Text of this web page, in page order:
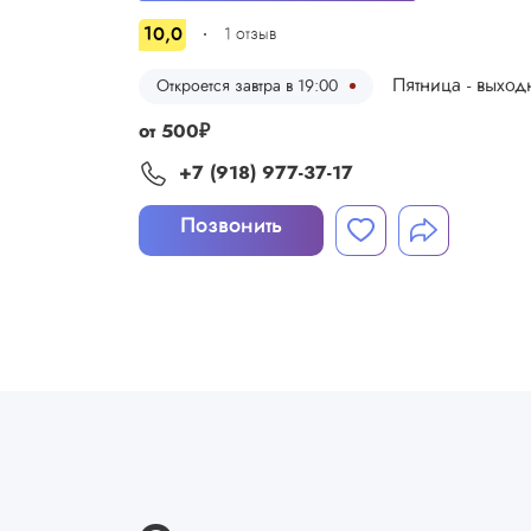
10,0 1 отзыв
Откроется завтра в 19:00 Пятница -
от 500₽
+7 (918) 977-37-17
Позвонить